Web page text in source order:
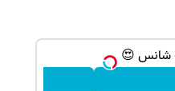
گردونه شانس بدون پوچ | بچرخونش 1000 دلار تتر ببر!